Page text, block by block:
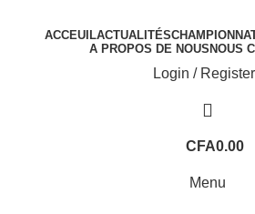
ACCEUILACTUALITÉS
A PROPOS DE NOUS NOUS
Login / Register
CFA0.00
Menu